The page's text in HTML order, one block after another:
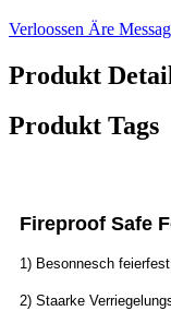
Verloossen Äre
Produkt
Produkt Tags
Fireproof Safe
1) Besonnesch
2) Staarke